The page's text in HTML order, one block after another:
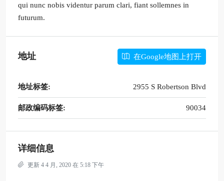
qui nunc nobis videntur parum clari, fiant sollemnes in
futurum.
地址 在Google地图上打开
地址标签: 2955 S Robertson Blvd
邮政编码标签: 90034
详细信息
更新 4 4 月, 2020 在 5:18 下午